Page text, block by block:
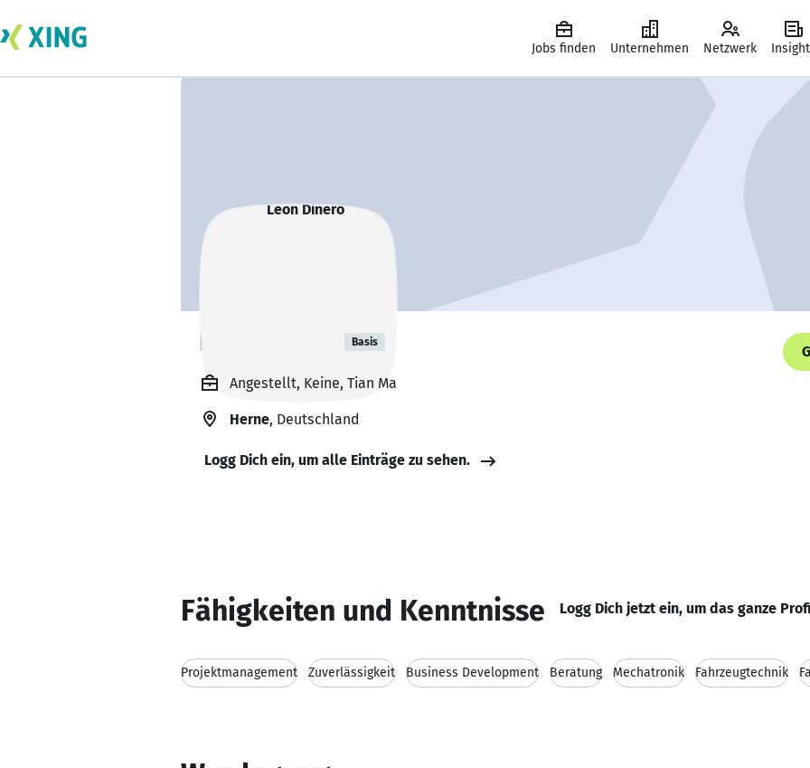
Jobs finden Unternehmen Netzwerk
Leon Dinero Basis
Angestellt, Keine, Tian Ma
Herne, Deutschland
Logg Dich ein, um alle Einträge zu sehen.
Fähigkeiten und Kenntnisse Logg Dich jetzt ein, um das ganze
Projektmanagement Zuverlässigkeit Business Development Beratung Mechatronik Fahrzeugtechnik